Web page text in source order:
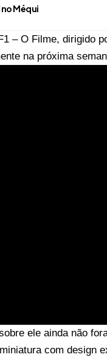
no Méqui
– O Filme, dirigido
na próxima
ele ainda não
com design